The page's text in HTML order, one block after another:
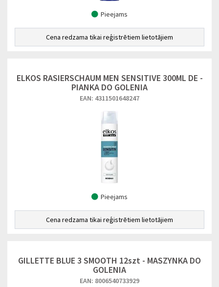
Pieejams
Cena redzama tikai reģistrētiem lietotājiem
ELKOS RASIERSCHAUM MEN SENSITIVE 300ML DE -
PIANKA DO GOLENIA
EAN: 4311501648247
Pieejams
Cena redzama tikai reģistrētiem lietotājiem
GILLETTE BLUE 3 SMOOTH 12szt - MASZYNKA DO
GOLENIA
EAN: 8006540733929